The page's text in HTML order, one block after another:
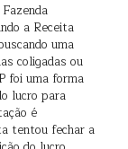
a Receita
uma
coligadas ou
foi uma forma
lucro para
é
tentou fechar a